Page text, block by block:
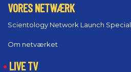
VORES NETWÆRK
Scientology Network Launch Special
Om netværket
LIVE TV